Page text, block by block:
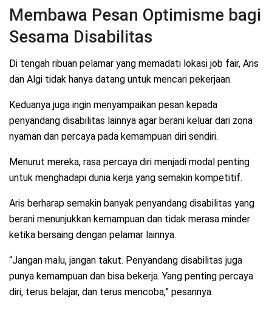
Membawa Pesan Optimisme bagi
Sesama Disabilitas
Di tengah ribuan pelamar yang memadati lokasi job fair, Aris
dan Algi tidak hanya datang untuk mencari pekerjaan.
Keduanya juga ingin menyampaikan pesan kepada
penyandang disabilitas lainnya agar berani keluar dari zona
nyaman dan percaya pada kemampuan diri sendiri.
Menurut mereka, rasa percaya diri menjadi modal penting
untuk menghadapi dunia kerja yang semakin kompetitif.
Aris berharap semakin banyak penyandang disabilitas yang
berani menunjukkan kemampuan dan tidak merasa minder
ketika bersaing dengan pelamar lainnya.
“Jangan malu, jangan takut. Penyandang disabilitas juga
punya kemampuan dan bisa bekerja. Yang penting percaya
diri, terus belajar, dan terus mencoba,” pesannya.